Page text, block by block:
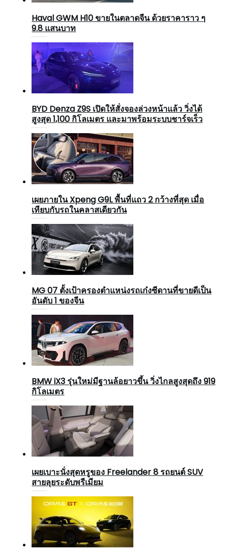
Haval GWM H10 ขายในตลาดจีน ด้วยราคาราว ๆ
9.8 แสนบาท
BYD Denza Z9S เปิดให้สั่งจองล่วงหน้าแล้ว วิ่งได้
สูงสุด 1,100 กิโลเมตร และมาพร้อมระบบชาร์จเร็ว
เผยภายใน Xpeng G9L พื้นที่แถว 2 กว้างที่สุด เมื่อ
เทียบกับรถในคลาสเดียวกัน
MG 07 ตั้งเป้าครองตำแหน่งรถเก๋งซีดานที่ขายดีเป็น
อันดับ 1 ของจีน
BMW iX3 รุ่นใหม่มีฐานล้อยาวขึ้น วิ่งไกลสูงสุดถึง 919
กิโลเมตร
เผยเบาะนั่งสุดหรูของ Freelander 8 รถยนต์ SUV
สายลุยระดับพรีเมียม